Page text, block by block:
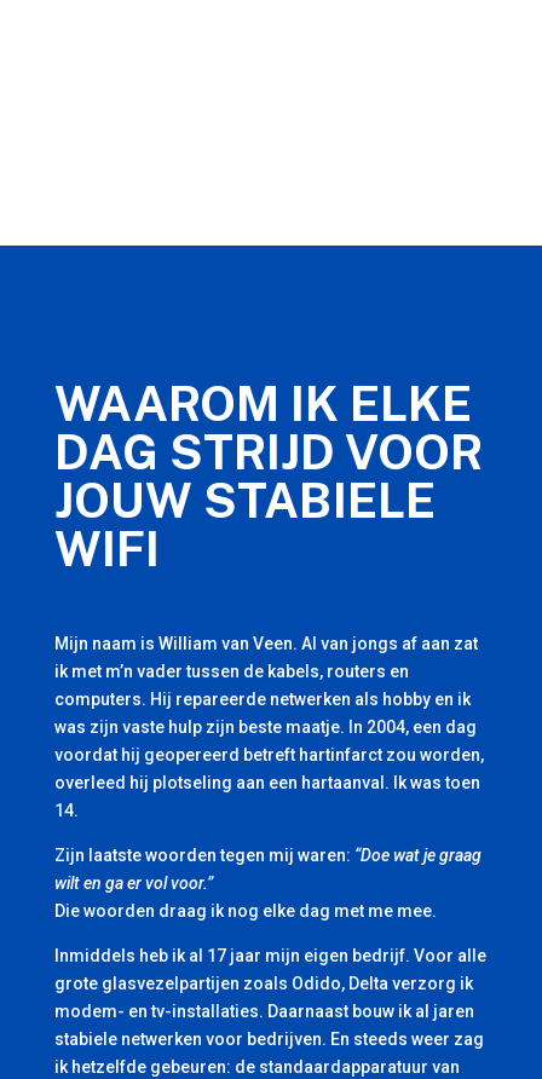
WAAROM IK ELKE
DAG STRIJD VOOR
JOUW STABIELE
WIFI
Mijn naam is William van Veen. Al van jongs af aan zat
ik met m’n vader tussen de kabels, routers en
computers. Hij repareerde netwerken als hobby en ik
was zijn vaste hulp zijn beste maatje. In 2004, een dag
voordat hij geopereerd betreft hartinfarct zou worden,
overleed hij plotseling aan een hartaanval. Ik was toen
14.
Zijn laatste woorden tegen mij waren: “Doe wat je graag
wilt en ga er vol voor.”
Die woorden draag ik nog elke dag met me mee.
Inmiddels heb ik al 17 jaar mijn eigen bedrijf. Voor alle
grote glasvezelpartijen zoals Odido, Delta verzorg ik
modem- en tv-installaties. Daarnaast bouw ik al jaren
stabiele netwerken voor bedrijven. En steeds weer zag
ik hetzelfde gebeuren: de standaardapparatuur van